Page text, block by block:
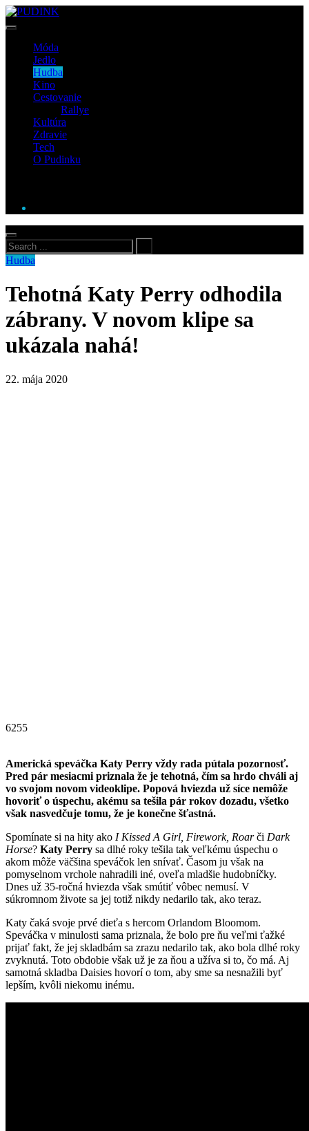
Móda
Jedlo
Hudba
Kino
Cestovanie
Rallye
Kultúra
Zdravie
Tech
O Pudinku
Hudba
Tehotná Katy Perry odhodila
zábrany. V novom klipe sa
ukázala nahá!
22. mája 2020
6255
Americká speváčka Katy Perry vždy rada pútala pozornosť.
Pred pár mesiacmi priznala že je tehotná, čím sa hrdo chváli aj
vo svojom novom videoklipe. Popová hviezda už síce nemôže
hovoriť o úspechu, akému sa tešila pár rokov dozadu, všetko
však nasvedčuje tomu, že je konečne šťastná.
Spomínate si na hity ako I Kissed A Girl, Firework, Roarči Dark
Horse? Katy Perry sa dlhé roky tešila tak veľkému úspechu o
akom môže väčšina speváčok len snívať. Časom ju však na
pomyselnom vrchole nahradili iné, oveľa mladšie hudobníčky.
Dnes už 35-ročná hviezda však smútiť vôbec nemusí. V
súkromnom živote sa jej totiž nikdy nedarilo tak, ako teraz.
Katy čaká svoje prvé dieťa s hercom Orlandom Bloomom.
Speváčka v minulosti sama priznala, že bolo pre ňu veľmi ťažké
prijať fakt, že jej skladbám sa zrazu nedarilo tak, ako bola dlhé roky
zvyknutá. Toto obdobie však už je za ňou a užíva si to, čo má. Aj
samotná skladba Daisies hovorí o tom, aby sme sa nesnažili byť
lepším, kvôli niekomu inému.